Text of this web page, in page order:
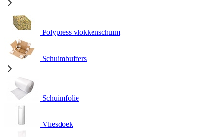
Polypress vlokkenschuim
Schuimbuffers
Schuimfolie
Vliesdoek